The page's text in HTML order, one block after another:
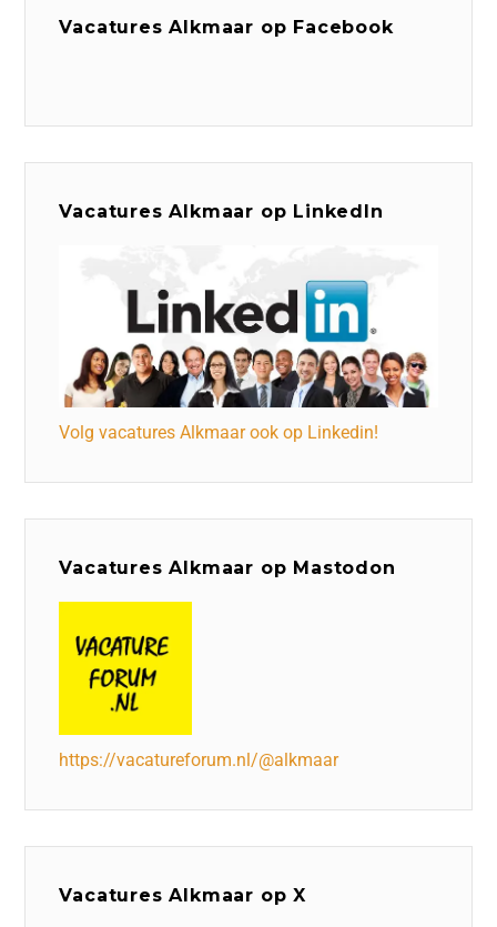
Vacatures Alkmaar op Facebook
Vacatures Alkmaar op LinkedIn
Volg vacatures Alkmaar ook op Linkedin!
Vacatures Alkmaar op Mastodon
https://vacatureforum.nl/@alkmaar
Vacatures Alkmaar op X